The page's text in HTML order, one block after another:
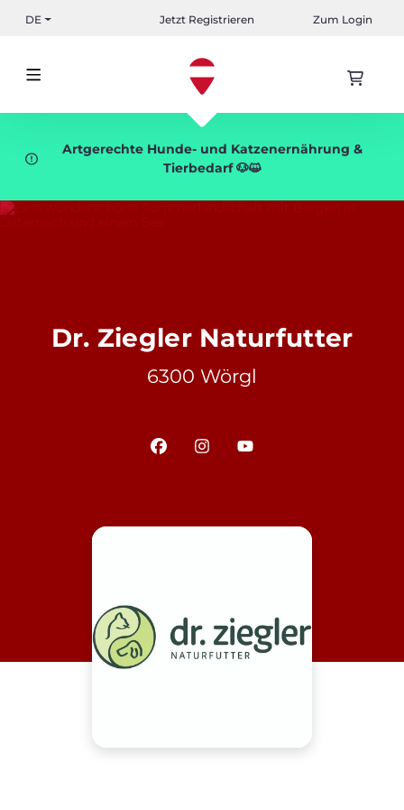
DE Jetzt Registrieren Zum Login
Artgerechte Hunde- und Katzenernährung &
Tierbedarf 🐶😺
Dr. Ziegler Naturfutter
6300 Wörgl